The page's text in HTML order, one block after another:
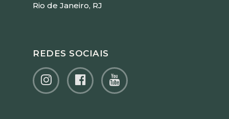
Rio de Janeiro, RJ
REDES SOCIAIS